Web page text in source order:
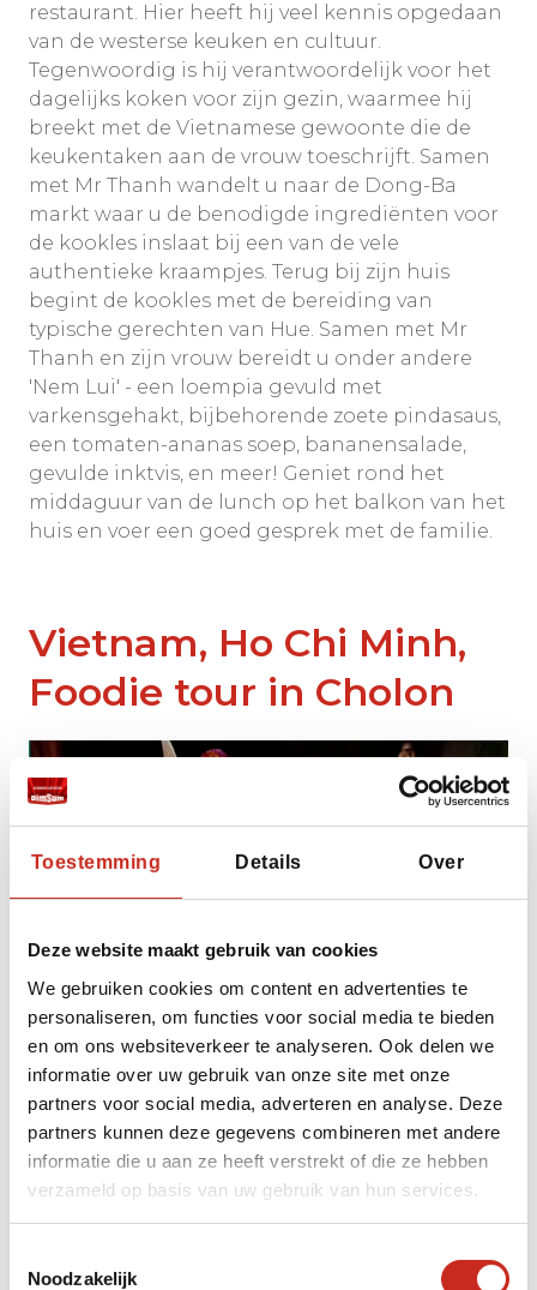
Toestemming Details Over
Deze website maakt gebruik van cookies
We gebruiken cookies om content en advertenties te
personaliseren, om functies voor social media te bieden
en om ons websiteverkeer te analyseren. Ook delen we
informatie over uw gebruik van onze site met onze
partners voor social media, adverteren en analyse. Deze
partners kunnen deze gegevens combineren met andere
informatie die u aan ze heeft verstrekt of die ze hebben
verzameld op basis van uw gebruik van hun services.
Noodzakelijk
restaurant. Hier heeft hij veel kennis opgedaan
van de westerse keuken en cultuur.
Tegenwoordig is hij verantwoordelijk voor het
dagelijks koken voor zijn gezin, waarmee hij
breekt met de Vietnamese gewoonte die de
keukentaken aan de vrouw toeschrijft. Samen
met Mr Thanh wandelt u naar de Dong-Ba
markt waar u de benodigde ingrediënten voor
de kookles inslaat bij een van de vele
authentieke kraampjes. Terug bij zijn huis
begint de kookles met de bereiding van
typische gerechten van Hue. Samen met Mr
Thanh en zijn vrouw bereidt u onder andere
'Nem Lui' - een loempia gevuld met
varkensgehakt, bijbehorende zoete pindasaus,
een tomaten-ananas soep, bananensalade,
gevulde inktvis, en meer! Geniet rond het
middaguur van de lunch op het balkon van het
huis en voer een goed gesprek met de familie.
Vietnam, Ho Chi Minh,
Foodie tour in Cholon
Er staat vandaag een foodtour op het
programma door Cholon. Dit is de grootste en
oudste Chinatown ter wereld, waar u meer te
vinden. De tour belicht de straatstalletjes, door